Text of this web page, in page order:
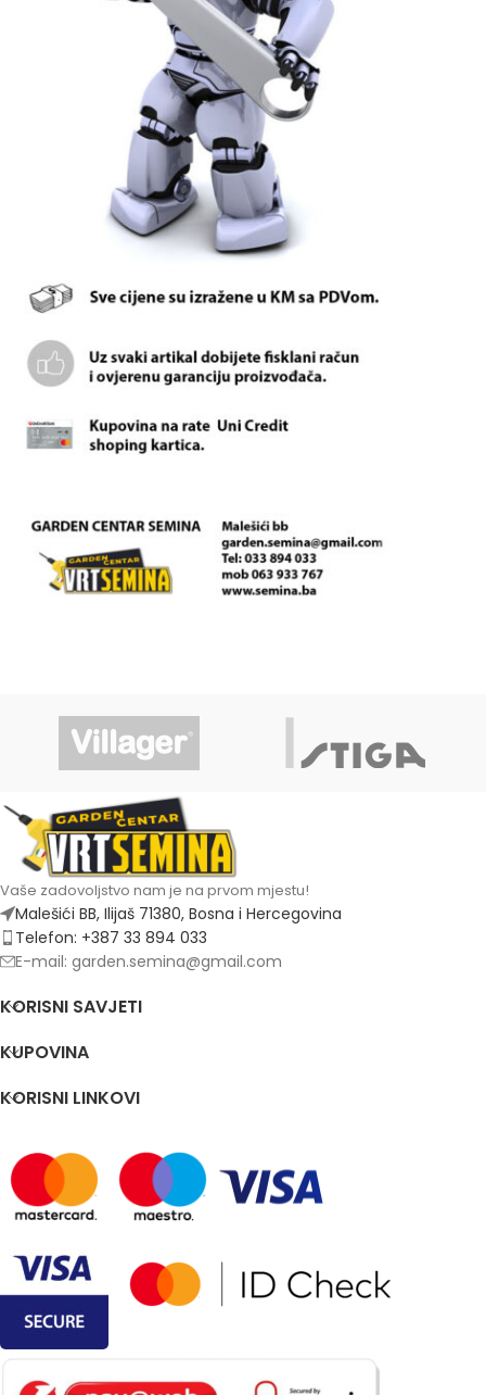
Vaše zadovoljstvo nam je na prvom mjestu!
Malešići BB, Ilijaš 71380, Bosna i Hercegovina
Telefon: +387 33 894 033
E-mail: garden.semina@gmail.com
KORISNI SAVJETI
KUPOVINA
KORISNI LINKOVI